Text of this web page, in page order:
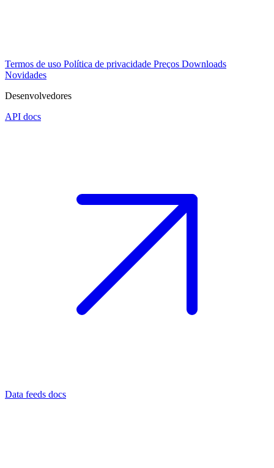
Termos de uso Política de privacidade Preços Downloads
Novidades
Desenvolvedores
API docs
Data feeds docs